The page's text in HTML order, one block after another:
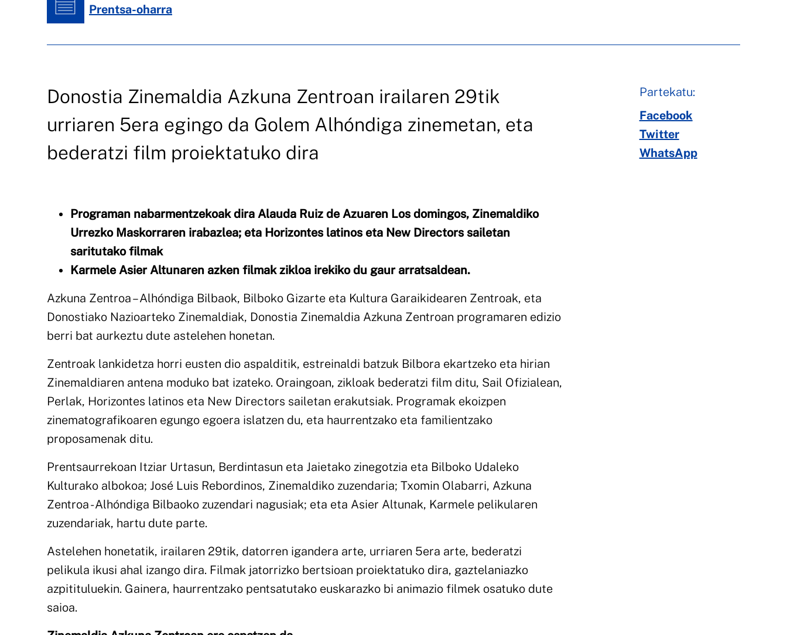
Prentsa-oharra
Donostia Zinemaldia Azkuna Zentroan irailaren 29tik
urriaren 5era egingo da Golem Alhóndiga zinemetan, eta
bederatzi film proiektatuko dira
Programan nabarmentzekoak dira Alauda Ruiz de Azuaren Los domingos, Zinemaldiko
Urrezko Maskorraren irabazlea; eta Horizontes latinos eta New Directors sailetan
saritutako filmak
Karmele Asier Altunaren azken filmak zikloa irekiko du gaur arratsaldean.
Azkuna Zentroa – Alhóndiga Bilbaok, Bilboko Gizarte eta Kultura Garaikidearen Zentroak, eta
Donostiako Nazioarteko Zinemaldiak, Donostia Zinemaldia Azkuna Zentroan programaren edizio
berri bat aurkeztu dute astelehen honetan.
Zentroak lankidetza horri eusten dio aspalditik, estreinaldi batzuk Bilbora ekartzeko eta hirian
Zinemaldiaren antena moduko bat izateko. Oraingoan, zikloak bederatzi film ditu, Sail Ofizialean,
Perlak, Horizontes latinos eta New Directors sailetan erakutsiak. Programak ekoizpen
zinematografikoaren egungo egoera islatzen du, eta haurrentzako eta familientzako
proposamenak ditu.
Prentsaurrekoan Itziar Urtasun, Berdintasun eta Jaietako zinegotzia eta Bilboko Udaleko
Kulturako albokoa; José Luis Rebordinos, Zinemaldiko zuzendaria; Txomin Olabarri, Azkuna
Zentroa - Alhóndiga Bilbaoko zuzendari nagusiak; eta eta Asier Altunak, Karmele pelikularen
zuzendariak, hartu dute parte.
Astelehen honetatik, irailaren 29tik, datorren igandera arte, urriaren 5era arte, bederatzi
pelikula ikusi ahal izango dira. Filmak jatorrizko bertsioan proiektatuko dira, gaztelaniazko
azpitituluekin. Gainera, haurrentzako pentsatutako euskarazko bi animazio filmek osatuko dute
saioa.
Partekatu:
Facebook
Twitter
WhatsApp